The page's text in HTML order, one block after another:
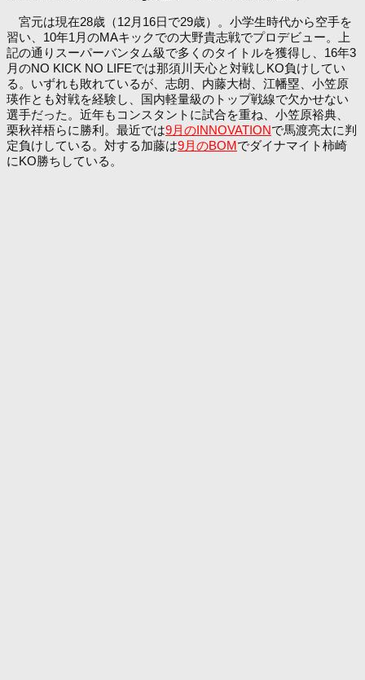
宮元は現在28歳（12月16日で29歳）。小学生時代から空手を
習い、10年1月のMAキックでの大野貴志戦でプロデビュー。上
記の通りスーパーバンタム級で多くのタイトルを獲得し、16年3
月のNO KICK NO LIFEでは那須川天心と対戦しKO負けしてい
る。いずれも敗れているが、志朗、内藤大樹、江幡塁、小笠原
瑛作とも対戦を経験し、国内軽量級のトップ戦線で欠かせない
選手だった。近年もコンスタントに試合を重ね、小笠原裕典、
栗秋祥梧らに勝利。最近では9月のINNOVATIONで馬渡亮太に判
定負けしている。対する加藤は9月のBOMでダイナマイト柿崎
にKO勝ちしている。